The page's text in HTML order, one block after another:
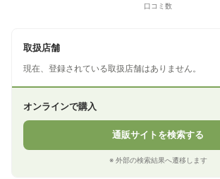
口コミ数
取扱店舗
現在、登録されている取扱店舗はありません。
オンラインで購入
通販サイトを検索する
※ 外部の検索結果へ遷移します